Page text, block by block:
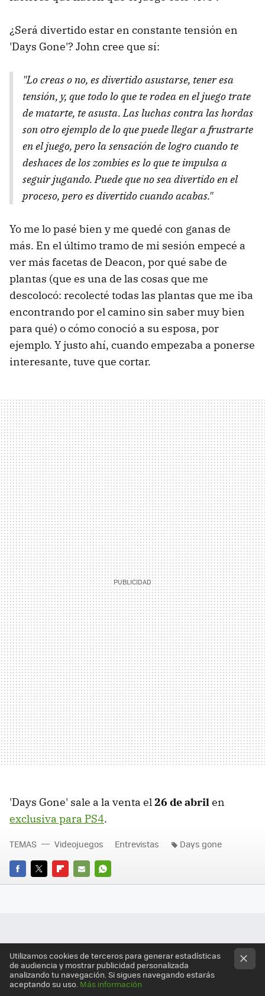
¿Será divertido estar en constante tensión en
'Days Gone'? John cree que sí:
"Lo creas o no, es divertido asustarse, tener esa
tensión, y, que todo lo que te rodea en el juego trate
de matarte, te asusta. Las luchas contra las hordas
son otro ejemplo de lo que puede llegar a frustrarte
en el juego, pero la sensación de logro cuando te
deshaces de los zombies es lo que te impulsa a
seguir jugando. Puede que no sea divertido en el
proceso, pero es divertido cuando acabas."
Yo me lo pasé bien y me quedé con ganas de
más. En el último tramo de mi sesión empecé a
ver más facetas de Deacon, por qué sabe de
plantas (que es una de las cosas que me
descolocó: recolecté todas las plantas que me iba
encontrando por el camino sin saber muy bien
para qué) o cómo conoció a su esposa, por
ejemplo. Y justo ahí, cuando empezaba a ponerse
interesante, tuve que cortar.
'Days Gone' sale a la venta el26 de abrilen
exclusiva para PS4.
FACEBOOK
TWITTERFLIPBOARD
E-
WHATSAPP
TEMAS Videojuegos Entrevistas Days gone
Comentarios cerrados
Utilizamos cookies de terceros para generar estadísticas
de audiencia y mostrar publicidad personalizada
analizando tu navegación. Si sigues navegando estarás
aceptando su uso. Más información